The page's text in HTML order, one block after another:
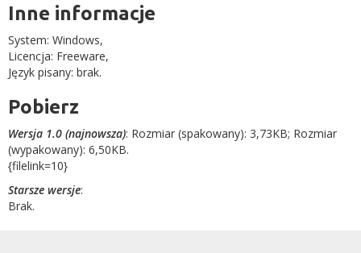
Inne informacje
System: Windows,
Licencja: Freeware,
Język pisany: brak.
Pobierz
Wersja 1.0 (najnowsza): Rozmiar (spakowany): 3,73KB; Rozmiar
(wypakowany): 6,50KB.
{filelink=10}
Starsze wersje:
Brak.